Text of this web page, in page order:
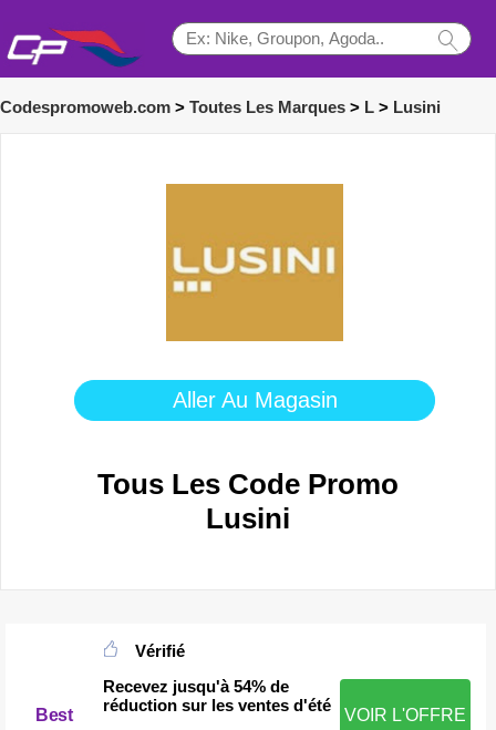
Codespromoweb.com > Toutes Les Marques > L > Lusini
Aller Au Magasin
Tous Les Code Promo
Lusini
Best
Vérifié
Recevez jusqu'à 54% de
réduction sur les ventes d'été
VOIR L'OFFRE